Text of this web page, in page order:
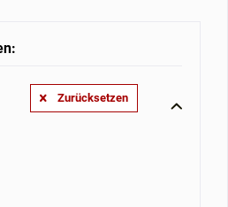
Zurücksetzen